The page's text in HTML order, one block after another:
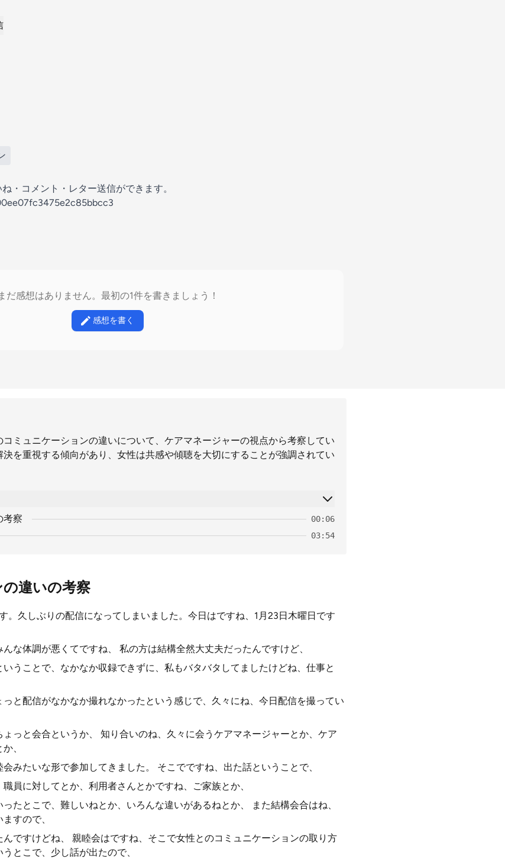
・コメント・レター送信ができます。
だ感想はありません。最初の1件を書きましょう！
感想を書く
ミュニケーションの違いについて、ケアマネージャーの視点から考察してい
を重視する傾向があり、女性は共感や傾聴を大切にすることが強調されてい
考察 00:06
03:54
違いの考察
。久しぶりの配信になってしまいました。今日はですね、1月23日木曜日です
な体調が悪くてですね、 私の方は結構全然大丈夫だったんですけど、
うことで、なかなか収録できずに、私もバタバタしてましたけどね、仕事と
と配信がなかなか撮れなかったという感じで、久々にね、今日配信を撮ってい
っと会合というか、 知り合いのね、久々に会うケアマネージャーとか、ケア
、
みたいな形で参加してきました。 そこでですね、出た話ということで、
員に対してとか、利用者さんとかですね、ご家族とか、
たとこで、難しいねとか、いろんな違いがあるねとか、 また結構会合はね、
すので、
ですけどね、 親睦会はですね、そこで女性とのコミュニケーションの取り方
とこで、少し話が出たので、